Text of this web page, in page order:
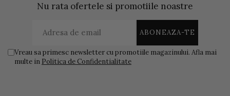
Nu rata ofertele si promotiile noastre
Vreau sa primesc newsletter cu promotiile magazinului. Afla mai
multe in Politica de Confidentialitate